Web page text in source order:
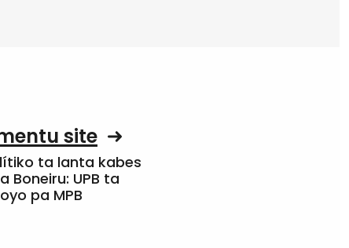
site
ta lanta kabes
Boneiru: UPB ta
pa MPB